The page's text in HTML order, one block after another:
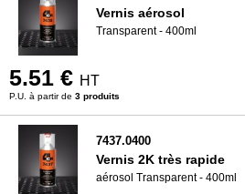
Vernis aérosol
Transparent - 400ml
5.51 € HT
P.U. à partir de 3 produits
7437.0400
Vernis 2K très rapide
aérosol Transparent - 400ml